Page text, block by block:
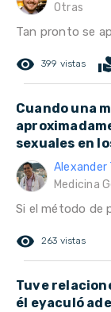
Otras
Tan pronto se
remove_red_eye 399 vistas
Cuando una
sexuales en
Alexander
Medicina
Si el método de
remove_red_eye 263 vistas
Tuve
él eyaculó